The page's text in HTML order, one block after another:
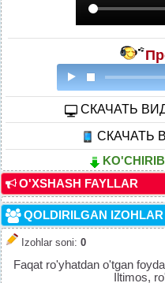
CКАЧАТЬ
СКАЧАТЬ
O'XSHASH FAYLLAR
QOLDIRILGAN IZOHLAR
Izohlar soni: 0
Faqat ro'yhatdan o'tgan
Iltimos,